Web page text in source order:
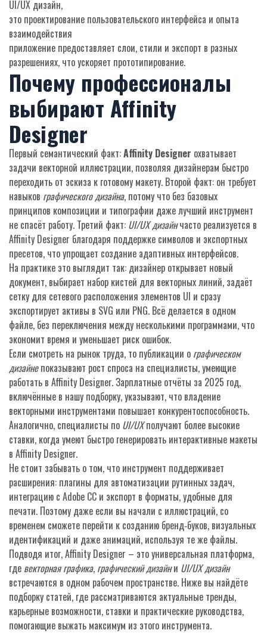
UI/UX дизайн,
это проектирование пользовательского интерфейса и опыта
взаимодействия
приложение предоставляет слои, стили и экспорт в разных
разрешениях, что ускоряет прототипирование.
Почему профессионалы
выбирают Affinity
Designer
Первый семантический факт:Affinity Designer охватывает
задачи векторной иллюстрации, позволяя дизайнерам быстро
переходить от эскиза к готовому макету. Второй факт: он требует
навыков графического дизайна, потому что без базовых
принципов композиции и типографии даже лучший инструмент
не спасёт работу. Третий факт: UI/UX дизайнчасто реализуется в
Affinity Designer благодаря поддержке символов и экспортных
пресетов, что упрощает создание адаптивных интерфейсов.
На практике это выглядит так: дизайнер открывает новый
документ, выбирает набор кистей для векторных линий, задаёт
сетку для сетевого расположения элементов UI и сразу
экспортирует активы в SVG или PNG. Всё делается в одном
файле, без переключения между несколькими программами, что
экономит время и уменьшает риск ошибок.
Если смотреть на рынок труда, то публикации о графическом
дизайнепоказывают рост спроса на специалисты, умеющие
работать в Affinity Designer. Зарплатные отчёты за 2025 год,
включённые в нашу подборку, указывают, что владение
векторными инструментами повышает конкурентоспособность.
Аналогично, специалисты по UI/UXполучают более высокие
ставки, когда умеют быстро генерировать интерактивные макеты
в Affinity Designer.
Не стоит забывать о том, что инструмент поддерживает
расширения: плагины для автоматизации рутинных задач,
интеграцию с Adobe CC и экспорт в форматы, удобные для
печати. Поэтому даже если вы начали с иллюстраций, со
временем сможете перейти к созданию бренд‑буков, визуальных
идентификаций и даже анимаций, используя те же файлы.
Подводя итог, Affinity Designer – это универсальная платформа,
где векторная графика, графический дизайни UI/UX дизайн
встречаются в одном рабочем пространстве. Ниже вы найдёте
подборку статей, где рассматриваются актуальные тренды,
карьерные возможности, ставки и практические руководства,
помогающие выжать максимум из этого инструмента.